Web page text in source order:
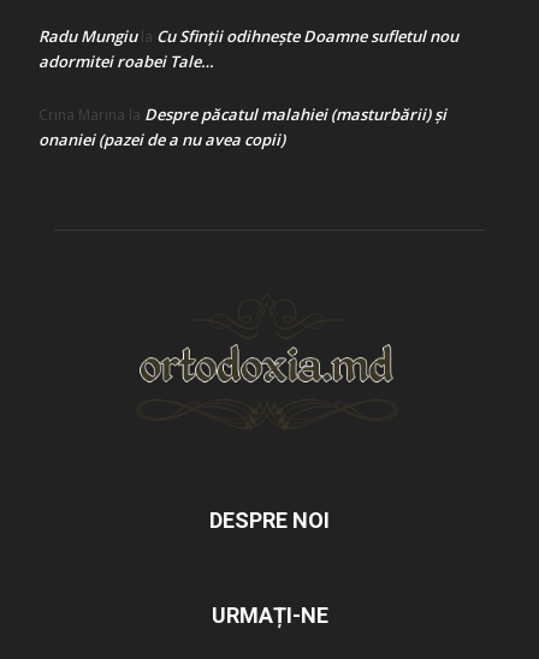
Radu Mungiula Cu Sfinții odihnește Doamne sufletul nou
adormitei roabei Tale…
Crina Marina la Despre păcatul malahiei (masturbării) şi
onaniei (pazei de a nu avea copii)
DESPRE NOI
URMAȚI-NE